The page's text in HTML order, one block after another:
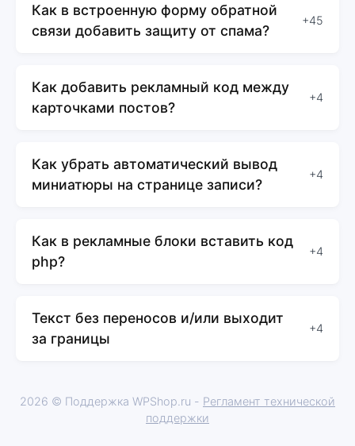
Как в встроенную форму обратной
связи добавить защиту от спама?
+45
Как добавить рекламный код между
карточками постов?
+4
Как убрать автоматический вывод
миниатюры на странице записи?
+4
Как в рекламные блоки вставить код
php?
+4
Текст без переносов и/или выходит
за границы
+4
2026 © Поддержка WPShop.ru - Регламент технической
поддержки